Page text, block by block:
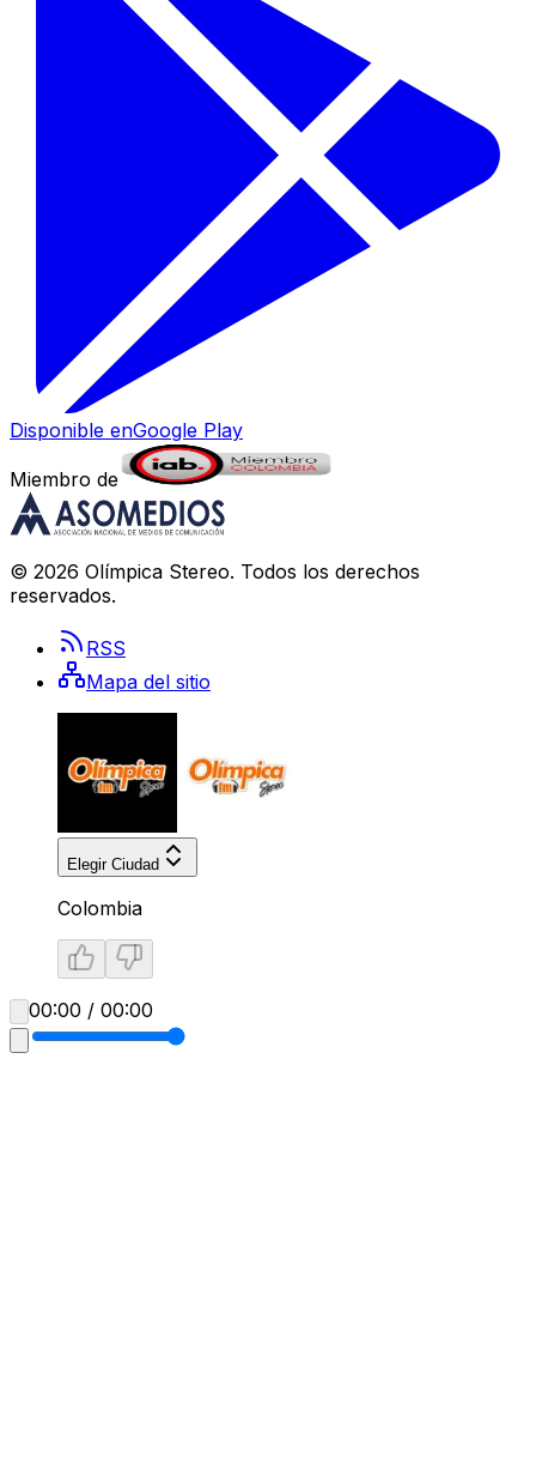
Disponible enGoogle Play
Miembro de
© 2026 Olímpica Stereo. Todos los derechos
reservados.
RSS
Mapa del sitio
Elegir Ciudad
Colombia
00:00 / 00:00